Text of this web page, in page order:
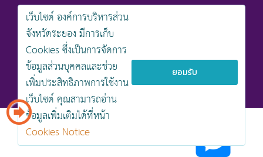
สงวนลิขสิทธิ์ © 2568 , องค์การบริหารส่วนจังหวัดระยอง
นโยบายการคุ้มครองข้อมูลส่วนบุคคล
นโยบายการรักษาความมั่นคงปลอดภัยเว็บไซต์
นโยบายเว็บไซต์ขององค์การบริหารส่วนจังหวัดระยอง
ออกแบบเว็บไซต์โดย khontamweb
เว็บไซต์ องค์การบริหารส่วน
จังหวัดระยอง มีการเก็บ
Cookies ซึ่งเป็นการจัดการ
ข้อมูลส่วนบุคคลและช่วย
เพิ่มประสิทธิภาพการใช้งาน
เว็บไซต์ คุณสามารถอ่าน
ข้อมูลเพิ่มเติมได้ที่หน้า
Cookies Notice
ยอมรับ